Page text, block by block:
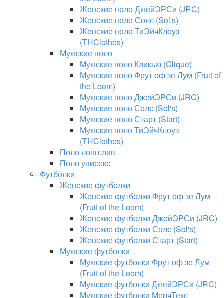
Женские поло ДжейЭРСи (JRC)
Женские поло Солс (Sol's)
Женские поло ТиЭйчКлоуз
(THClothes)
Мужские поло
Мужские поло Кликью (Clique)
Мужские поло Фрут оф зе Лум (Fruit of
the Loom)
Мужские поло ДжейЭРСи (JRC)
Мужские поло Солс (Sol's)
Мужские поло Старт (Start)
Мужские поло ТиЭйчКлоуз
(THClothes)
Поло лонгслив
Поло унисекс
Футболки
Женские футболки
Женские футболки Фрут оф зе Лум
(Fruit of the Loom)
Женские футболки ДжейЭРСи (JRC)
Женские футболки Солс (Sol's)
Женские футболки Старт (Start)
Мужские футболки
Мужские футболки Фрут оф зе Лум
(Fruit of the Loom)
Мужские футболки ДжейЭРСи (JRC)
Мужские футболки МерчТекс